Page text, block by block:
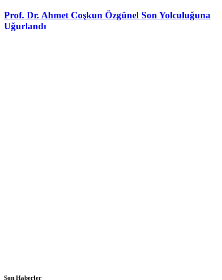
Prof. Dr. Ahmet Coşkun Özgünel Son Yolculuğuna
Uğurlandı
Son Haberler